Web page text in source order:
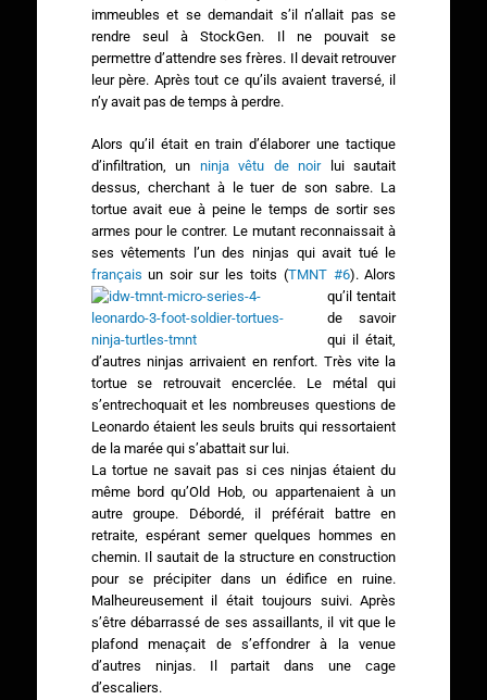
immeubles et se demandait s’il n’allait pas se
rendre seul à StockGen. Il ne pouvait se
permettre d’attendre ses frères. Il devait retrouver
leur père. Après tout ce qu’ils avaient traversé, il
n’y avait pas de temps à perdre.
Alors qu’il était en train d’élaborer une tactique
d’infiltration, un ninja vêtu de noirlui sautait
dessus, cherchant à le tuer de son sabre. La
tortue avait eue à peine le temps de sortir ses
armes pour le contrer. Le mutant reconnaissait à
ses vêtements l’un des ninjas qui avait tué le
français un soir sur les toits (TMNT #6).Alors
qu’il tentait
de savoir
qui il était,
d’autres ninjas arrivaient en renfort. Très vite la
tortue se retrouvait encerclée. Le métal qui
s’entrechoquait et les nombreuses questions de
Leonardo étaient les seuls bruits qui ressortaient
de la marée qui s’abattait sur lui.
La tortue ne savait pas si ces ninjas étaient du
même bord qu’Old Hob, ou appartenaient à un
autre groupe. Débordé, il préférait battre en
retraite, espérant semer quelques hommes en
chemin. Il sautait de la structure en construction
pour se précipiter dans un édifice en ruine.
Malheureusement il était toujours suivi. Après
s’être débarrassé de ses assaillants, il vit que le
plafond menaçait de s’effondrer à la venue
d’autres ninjas. Il partait dans une cage
d’escaliers.